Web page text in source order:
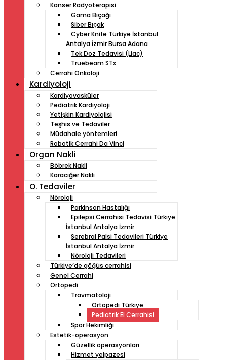
Kanser Radyoterapisi
Gama Bıçağı
Siber Bıçak
Cyber ​​Knife Türkiye İstanbul
Antalya İzmir Bursa Adana
Tek Doz Tedavisi (Liac)
Truebeam STx
Cerrahi Onkoloji
Kardiyoloji
Kardiyovasküler
Pediatrik Kardiyoloji
Yetişkin Kardiyolojisi
Teşhis ve Tedaviler
Müdahale yöntemleri
Robotik Cerrahi Da Vinci
Organ Nakli
Böbrek Nakli
Karaciğer Nakli
O. Tedaviler
Nöroloji
Parkinson Hastalığı
Epilepsi Cerrahisi Tedavisi Türkiye
İstanbul Antalya İzmir
Serebral Palsi Tedavileri Türkiye
İstanbul Antalya İzmir
Nöroloji Tedavileri
Türkiye’de göğüs cerrahisi
Genel Cerrahi
Ortopedi
Travmatoloji
Ortopedi Türkiye
Pediatrik El Cerrahisi
Spor Hekimliği
Estetik-operasyon
Güzellik operasyonları
Hizmet yelpazesi